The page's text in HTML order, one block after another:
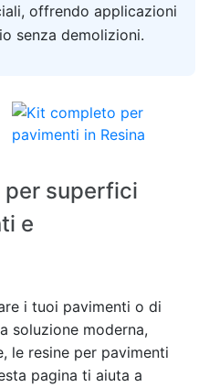
offrendo applicazioni
senza demolizioni.
per superfici
e
i tuoi pavimenti o di
soluzione moderna,
le resine per pavimenti
pagina ti aiuta a